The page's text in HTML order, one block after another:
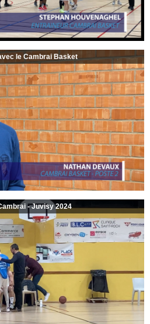
le Cambrai Basket
- Juvisy 2024